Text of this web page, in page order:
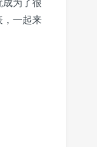
成为了很
，一起来